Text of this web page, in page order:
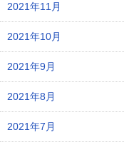
2021年11月
2021年10月
2021年9月
2021年8月
2021年7月